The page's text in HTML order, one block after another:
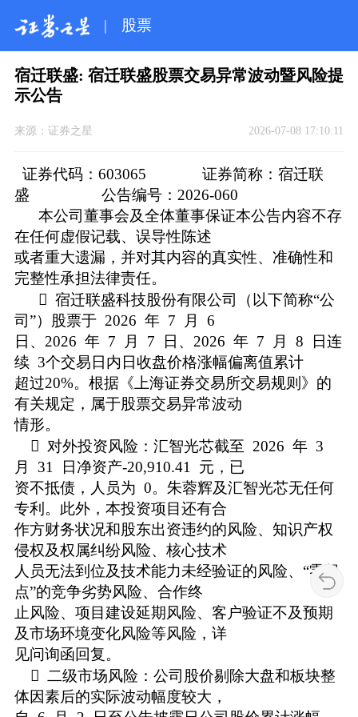
| 股票
宿迁联盛: 宿迁联盛股票交易异常波动暨风险提
示公告
来源： 证券之星 2026-07-08 17:10:11
证券代码：603065 证券简称：宿迁联
盛 公告编号：2026-060
本公司董事会及全体董事保证本公告内容不存
在任何虚假记载、误导性陈述
或者重大遗漏，并对其内容的真实性、准确性和
完整性承担法律责任。
 宿迁联盛科技股份有限公司（以下简称“公
司”）股票于 2026 年 7 月 6
日、2026 年 7 月 7 日、2026 年 7 月 8 日连
续 3个交易日内日收盘价格涨幅偏离值累计
超过20%。根据《上海证券交易所交易规则》的
有关规定，属于股票交易异常波动
情形。
 对外投资风险：汇智光芯截至 2026 年 3
月 31 日净资产-20,910.41 元，已
资不抵债，人员为 0。朱蓉辉及汇智光芯无任何
专利。此外，本投资项目还有合
作方财务状况和股东出资违约的风险、知识产权
侵权及权属纠纷风险、核心技术
人员无法到位及技术能力未经验证的风险、“零起
点”的竞争劣势风险、合作终
止风险、项目建设延期风险、客户验证不及预期
及市场环境变化风险等风险，详
见问询函回复。
 二级市场风险：公司股价剔除大盘和板块整
体因素后的实际波动幅度较大，